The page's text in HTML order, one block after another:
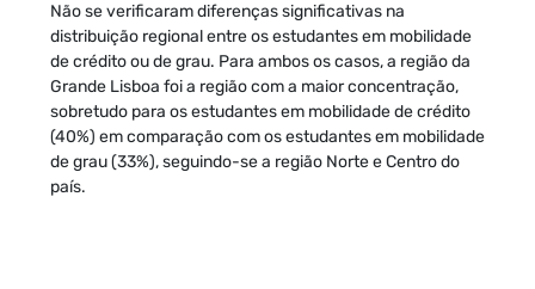
Não se verificaram diferenças significativas na
distribuição regional entre os estudantes em mobilidade
de crédito ou de grau. Para ambos os casos, a região da
Grande Lisboa foi a região com a maior concentração,
sobretudo para os estudantes em mobilidade de crédito
(40%) em comparação com os estudantes em mobilidade
de grau (33%), seguindo-se a região Norte e Centro do
país.